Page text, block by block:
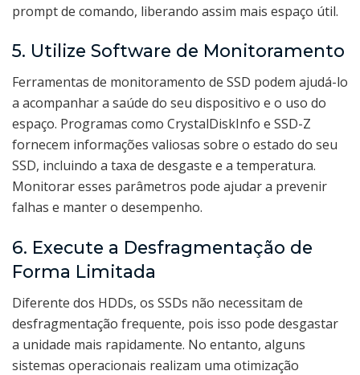
prompt de comando, liberando assim mais espaço útil.
5. Utilize Software de Monitoramento
Ferramentas de monitoramento de SSD podem ajudá-lo
a acompanhar a saúde do seu dispositivo e o uso do
espaço. Programas como CrystalDiskInfo e SSD-Z
fornecem informações valiosas sobre o estado do seu
SSD, incluindo a taxa de desgaste e a temperatura.
Monitorar esses parâmetros pode ajudar a prevenir
falhas e manter o desempenho.
6. Execute a Desfragmentação de
Forma Limitada
Diferente dos HDDs, os SSDs não necessitam de
desfragmentação frequente, pois isso pode desgastar
a unidade mais rapidamente. No entanto, alguns
sistemas operacionais realizam uma otimização